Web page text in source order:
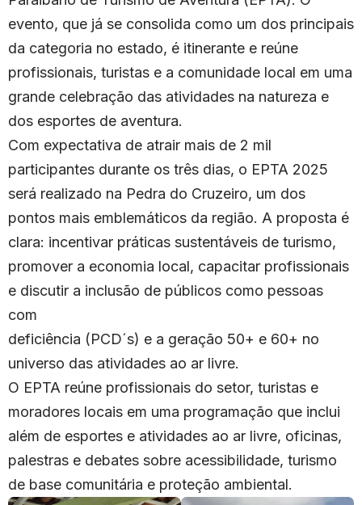
evento, que já se consolida como um dos principais
da categoria no estado, é itinerante e reúne
profissionais, turistas e a comunidade local em uma
grande celebração das atividades na natureza e
dos esportes de aventura.
Com expectativa de atrair mais de 2 mil
participantes durante os três dias, o EPTA 2025
será realizado na Pedra do Cruzeiro, um dos
pontos mais emblemáticos da região. A proposta é
clara: incentivar práticas sustentáveis de turismo,
promover a economia local, capacitar profissionais
e discutir a inclusão de públicos como pessoas
com
deficiência (PCD´s) e a geração 50+ e 60+ no
universo das atividades ao ar livre.
O EPTA reúne profissionais do setor, turistas e
moradores locais em uma programação que inclui
além de esportes e atividades ao ar livre, oficinas,
palestras e debates sobre acessibilidade, turismo
de base comunitária e proteção ambiental.